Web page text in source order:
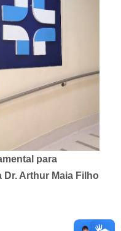
para
Arthur Maia Filho